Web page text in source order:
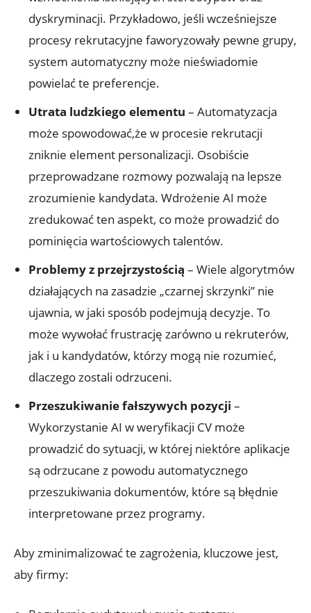
dyskryminacji. Przykładowo, jeśli wcześniejsze
procesy rekrutacyjne faworyzowały pewne grupy,
system automatyczny może nieświadomie
powielać te preferencje.
Utrata ludzkiego elementu – Automatyzacja
może spowodować,że w procesie rekrutacji
zniknie element personalizacji. Osobiście
przeprowadzane rozmowy pozwalają na lepsze
zrozumienie kandydata. Wdrożenie AI może
zredukować ten aspekt, co może prowadzić do
pominięcia wartościowych talentów.
Problemy z przejrzystością – Wiele algorytmów
działających na zasadzie „czarnej skrzynki” nie
ujawnia, w jaki sposób podejmują decyzje. To
może wywołać frustrację zarówno u rekruterów,
jak i u kandydatów, którzy mogą nie rozumieć,
dlaczego zostali odrzuceni.
Przeszukiwanie fałszywych pozycji –
Wykorzystanie AI w weryfikacji CV może
prowadzić do sytuacji, w której niektóre aplikacje
są odrzucane z powodu automatycznego
przeszukiwania dokumentów, które są błędnie
interpretowane przez programy.
Aby zminimalizować te zagrożenia, kluczowe jest,
aby firmy: